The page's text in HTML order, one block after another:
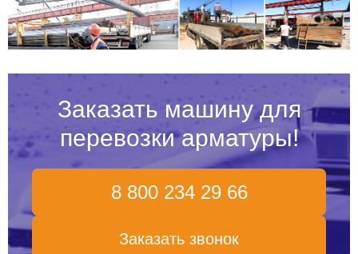
Заказать машину для
перевозки арматуры!
8 800 234 29 66
Заказать звонок